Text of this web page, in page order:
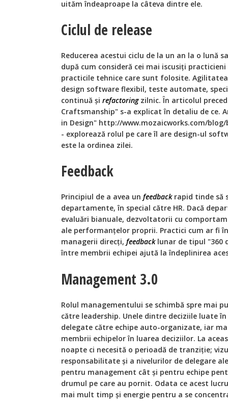
uităm îndeaproape la câteva dintre ele.
Ciclul de release
Reducerea acestui ciclu de la un an la o lună
după cum consideră cei mai iscusiți
practicile tehnice care sunt folosite.
design software flexibil, teste automate,
continuă și refactoringzilnic. În articolul
Craftsmanship" s-a explicat în detaliu de ce.
in Design" http://www.mozaicworks.com/
- explorează rolul pe care îl are design-ul
este la ordinea zilei.
Feedback
Principiul de a avea un feedbackrapid tinde să
departamente, în special către HR. Dacă
evaluări bianuale, dezvoltatorii cu
ale performanțelor proprii. Practici cum ar fi
managerii direcți, feedbacklunar de tipul "360
între membrii echipei ajută la îndeplinirea
Management 3.0
Rolul managementului se schimbă spre mai
către leadership. Unele dintre deciziile luate
delegate către echipe auto-organizate, iar
membrii echipelor în luarea deciziilor. La
noapte ci necesită o perioadă de tranziție;
responsabilitate și a nivelurilor de delegare
pentru management cât și pentru echipe
drumul pe care au pornit. Odata ce acest
mai mult timp și energie pentru a se